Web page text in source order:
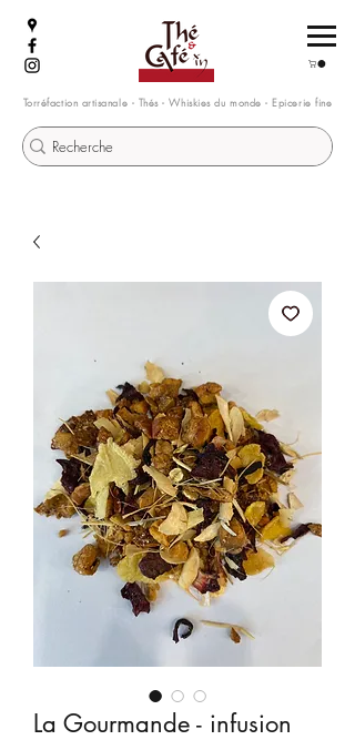
Torréfaction artisanale - Thés - Whiskies du monde - Epicerie fine
La Gourmande - infusion